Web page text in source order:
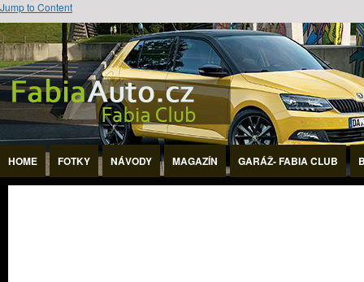
Jump to Content
HOME FOTKY NÁVODY MAGAZÍN GARÁŽ- FABIA CLUB